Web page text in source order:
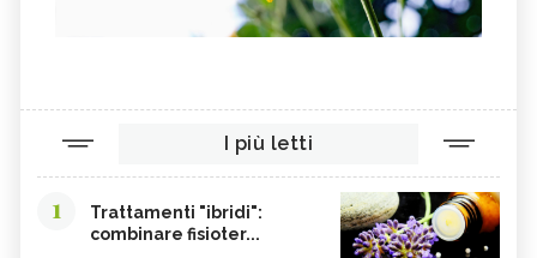
I più letti
1
Trattamenti "ibridi":
combinare fisioter...